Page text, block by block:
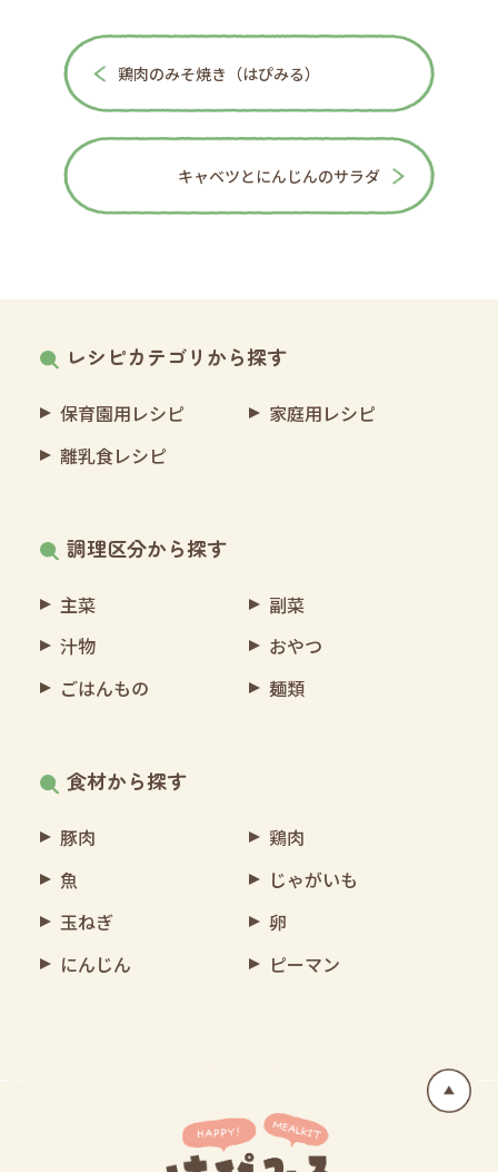
鶏肉のみそ焼き（はぴみる）
キャベツとにんじんのサラダ
レシピカテゴリから探す
保育園用レシピ
家庭用レシピ
離乳食レシピ
調理区分から探す
主菜
副菜
汁物
おやつ
ごはんもの
麺類
食材から探す
豚肉
鶏肉
魚
じゃがいも
玉ねぎ
卵
にんじん
ピーマン